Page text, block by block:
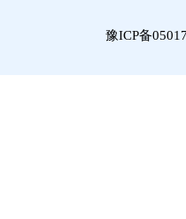
豫ICP备